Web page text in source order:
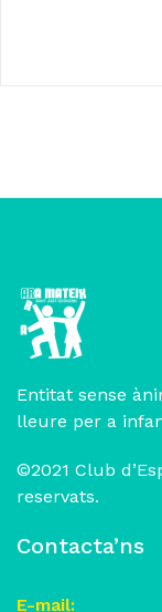
Entitat sense
lleure per a
©2021 Club
reservats.
Contacta’ns
E-mail: